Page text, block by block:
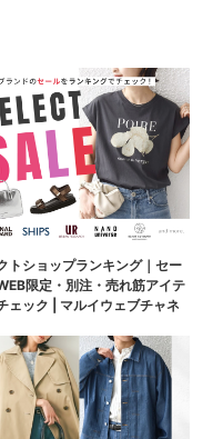
トショップランキング｜セー
限定・別注・売れ筋アイテ
ェック | マルイウェブチャネ